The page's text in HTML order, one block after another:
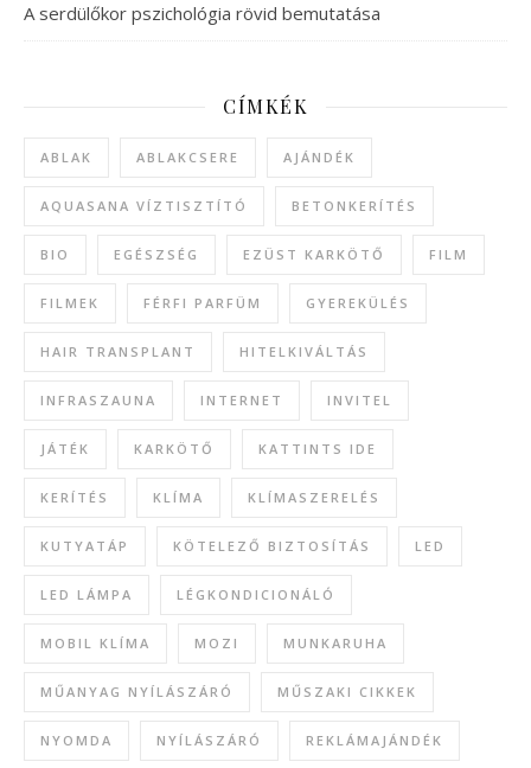
A serdülőkor pszichológia rövid bemutatása
CÍMKÉK
ABLAK ABLAKCSERE AJÁNDÉK
AQUASANA VÍZTISZTÍTÓ BETONKERÍTÉS
BIO EGÉSZSÉG EZÜST KARKÖTŐ FILM
FILMEK FÉRFI PARFÜM GYEREKÜLÉS
HAIR TRANSPLANT HITELKIVÁLTÁS
INFRASZAUNA INTERNET INVITEL
JÁTÉK KARKÖTŐ KATTINTS IDE
KERÍTÉS KLÍMA KLÍMASZERELÉS
KUTYATÁP KÖTELEZŐ BIZTOSÍTÁS LED
LED LÁMPA LÉGKONDICIONÁLÓ
MOBIL KLÍMA MOZI MUNKARUHA
MŰANYAG NYÍLÁSZÁRÓ MŰSZAKI CIKKEK
NYOMDA NYÍLÁSZÁRÓ REKLÁMAJÁNDÉK